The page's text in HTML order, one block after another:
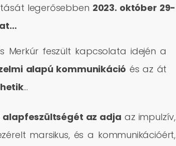
legerősebben 2023. október 29-
Merkúr feszült kapcsolata idején a
alapú kommunikáció és az át
…
alapfeszültségét az adja az impulzív,
marsikus, és a kommunikációért,